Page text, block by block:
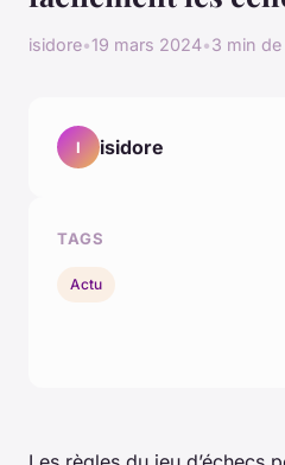
isidore•19 mars 2024•3 min
I isidore
TAGS
Actu